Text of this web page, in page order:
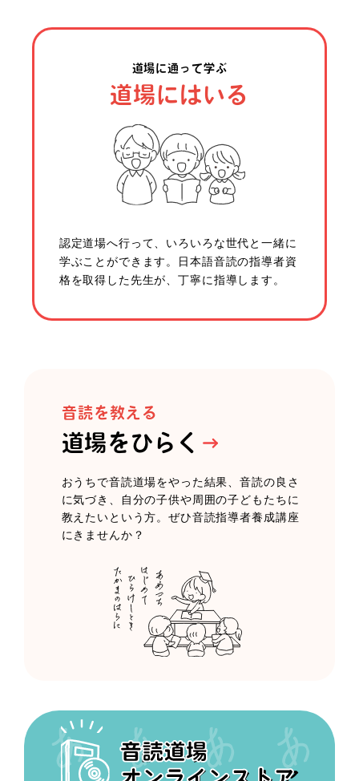
道場に通って学ぶ
道場にはいる
認定道場へ行って、いろいろな世代と一緒に
学ぶことができます。日本語音読の指導者資
格を取得した先生が、丁寧に指導します。
音読を教える
道場をひらく
おうちで音読道場をやった結果、音読の良さ
に気づき、自分の子供や周囲の子どもたちに
教えたいという方。ぜひ音読指導者養成講座
にきませんか？